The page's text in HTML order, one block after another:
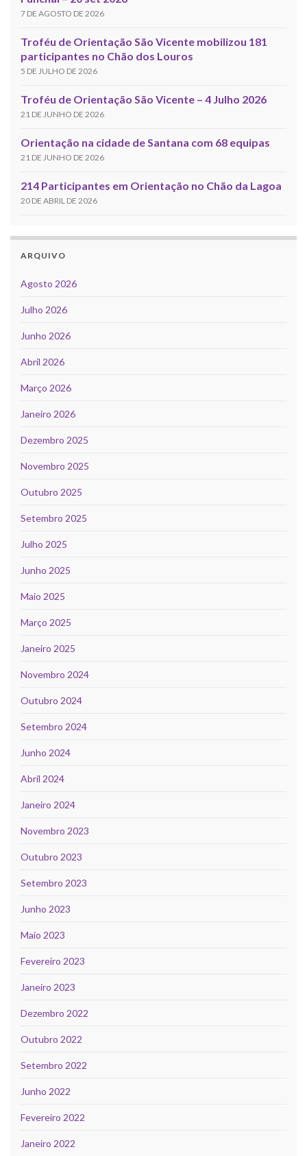
7 DE AGOSTO DE 2026
Troféu de Orientação São Vicente mobilizou 181
participantes no Chão dos Louros
5 DE JULHO DE 2026
Troféu de Orientação São Vicente – 4 Julho 2026
21 DE JUNHO DE 2026
Orientação na cidade de Santana com 68 equipas
21 DE JUNHO DE 2026
214 Participantes em Orientação no Chão da Lagoa
20 DE ABRIL DE 2026
ARQUIVO
Agosto 2026
Julho 2026
Junho 2026
Abril 2026
Março 2026
Janeiro 2026
Dezembro 2025
Novembro 2025
Outubro 2025
Setembro 2025
Julho 2025
Junho 2025
Maio 2025
Março 2025
Janeiro 2025
Novembro 2024
Outubro 2024
Setembro 2024
Junho 2024
Abril 2024
Janeiro 2024
Novembro 2023
Outubro 2023
Setembro 2023
Junho 2023
Maio 2023
Fevereiro 2023
Janeiro 2023
Dezembro 2022
Outubro 2022
Setembro 2022
Junho 2022
Fevereiro 2022
Janeiro 2022